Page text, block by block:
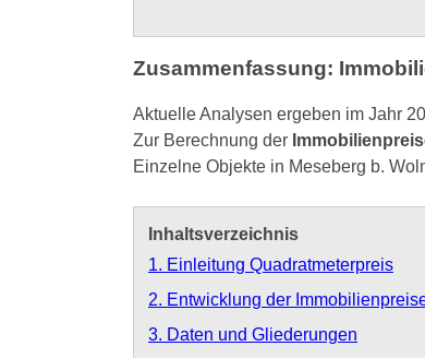
Zusammenfassung:
Aktuelle Analysen ergeben im Jahr
Zur Berechnung der
Einzelne Objekte in Meseberg b.
Inhaltsverzeichnis
1. Einleitung Quadratmeterpreis
2. Entwicklung der
3. Daten und Gliederungen